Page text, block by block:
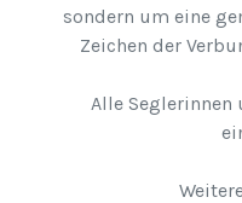
sondern um eine
Zeichen der
Alle Seglerinnen